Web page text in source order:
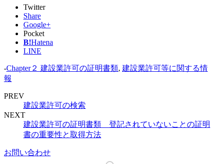
Twitter
Share
Google+
Pocket
B!Hatena
LINE
-Chapter２ 建設業許可の証明書類, 建設業許可等に関する情
報
PREV
建設業許可の検索
NEXT
建設業許可の証明書類 登記されていないことの証明
書の重要性と取得方法
お問い合わせ